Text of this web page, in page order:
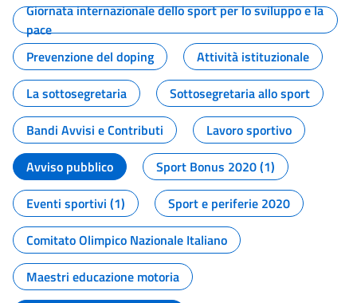
Giornata internazionale dello sport per lo sviluppo e la
pace
Prevenzione del doping
Attività istituzionale
La sottosegretaria
Sottosegretaria allo sport
Bandi Avvisi e Contributi
Lavoro sportivo
Avviso pubblico
Sport Bonus 2020 (1)
Eventi sportivi (1)
Sport e periferie 2020
Comitato Olimpico Nazionale Italiano
Maestri educazione motoria